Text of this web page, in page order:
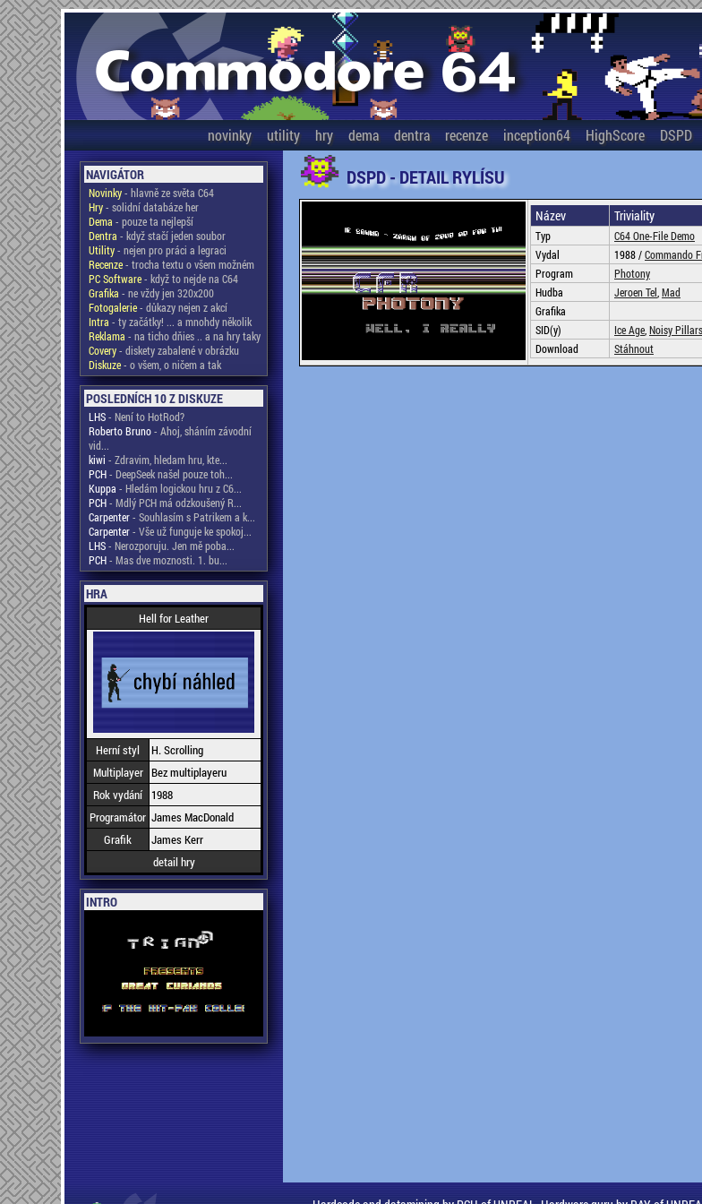
novinky utility hry dema dentra recenze inception64 HighScore DSPD
NAVIGÁTOR
Novinky- hlavně ze světa C64
Hry- solidní databáze her
Dema - pouze ta nejlepší
Dentra - když stačí jeden soubor
Utility- nejen pro práci a legraci
Recenze- trocha textu o všem možném
PC Software- když to nejde na C64
Grafika - ne vždy jen 320x200
Fotogalerie- důkazy nejen z akcí
Intra - ty začátky! ... a mnohdy několik
Reklama - na ticho dňies .. a na hry taky
Covery- diskety zabalené v obrázku
Diskuze- o všem, o ničem a tak
POSLEDNÍCH 10 Z DISKUZE
LHS- Není to HotRod?
Roberto Bruno- Ahoj, sháním závodní
vid...
kiwi - Zdravim, hledam hru, kte...
PCH- DeepSeek našel pouze toh...
Kuppa - Hledám logickou hru z C6...
PCH- Mdlý PCH má odzkoušený R...
Carpenter- Souhlasím s Patrikem a k...
Carpenter- Vše už funguje ke spokoj...
LHS- Nerozporuju. Jen mě poba...
PCH- Mas dve moznosti. 1. bu...
HRA
Hell for Leather
Herní styl
H. Scrolling
Multiplayer Bez multiplayeru
Rok vydání
1988
Programátor James MacDonald
Grafik
James Kerr
detail hry
INTRO
DSPD - DETAIL RYLÍSU
Název Triviality
Typ
C64 One-File Demo
Vydal
1988 /Commando
Program
Photony
Hudba
Jeroen Tel Mad
Grafika
SID(y)
Ice Age Noisy
Download
Stáhnout